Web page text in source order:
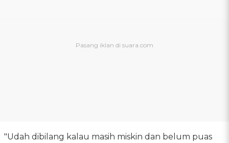
"Udah dibilang kalau masih miskin dan belum puas